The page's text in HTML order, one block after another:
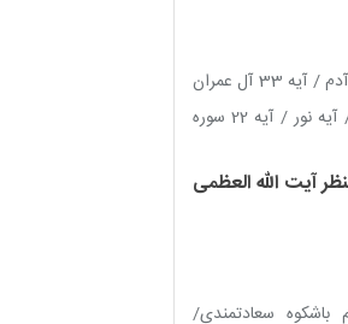
آیه مودّت / آیه تطهیر / آیه مباهله / آیه فتلقی آدم / آیه 33 آل عمران
/ آیه 24 سوره ابراهیم / آیه اطعام / کهیعص / آیه نور / آیه 22 سوره
آیت الله العظمی
سعادتمندی/